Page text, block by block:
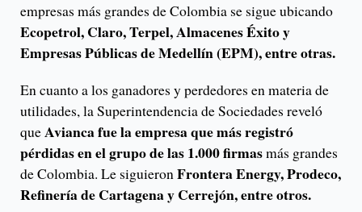
empresas más grandes de Colombia se sigue ubicando
Ecopetrol, Claro, Terpel, Almacenes Éxito y
Empresas Públicas de Medellín (EPM), entre otras.
En cuanto a los ganadores y perdedores en materia de
utilidades, la Superintendencia de Sociedades reveló
queAvianca fue la empresa que más registró
pérdidas en el grupo de las 1.000 firmasmás grandes
de Colombia. Le siguieronFrontera Energy, Prodeco,
Refinería de Cartagena y Cerrejón, entre otros.